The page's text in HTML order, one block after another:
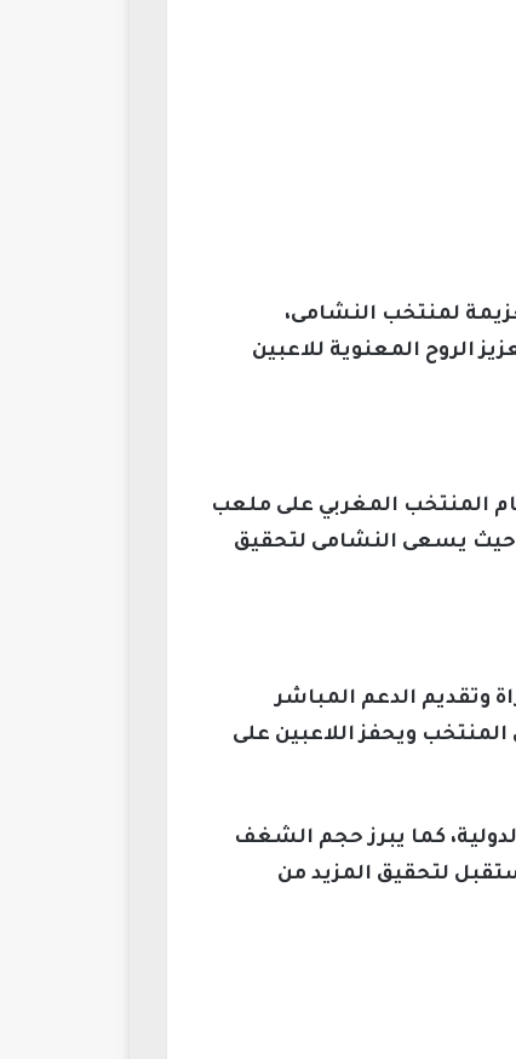
لمنتخب النشامى،
الروح المعنوية للاعبين
الأردني مساء الخميس المواجهة المرتقبة في نهائي كأس العرب قطر 2026 أمام المنتخب المغربي على ملعب
حيث يسعى النشامى لتحقيق
وتقديم الدعم المباشر
المنتخب ويحفز اللاعبين على
كما يبرز حجم الشغف
لتحقيق المزيد من